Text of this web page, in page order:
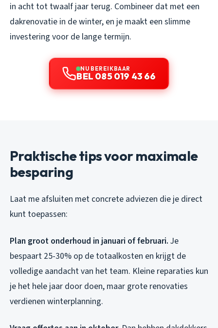
in acht tot twaalf jaar terug. Combineer dat met een
dakrenovatie in de winter, en je maakt een slimme
investering voor de lange termijn.
NU BEREIKBAAR
BEL 085 019 43 66
Praktische tips voor maximale
besparing
Laat me afsluiten met concrete adviezen die je direct
kunt toepassen:
Plan groot onderhoud in januari of februari. Je
bespaart 25-30% op de totaalkosten en krijgt de
volledige aandacht van het team. Kleine reparaties kun
je het hele jaar door doen, maar grote renovaties
verdienen winterplanning.